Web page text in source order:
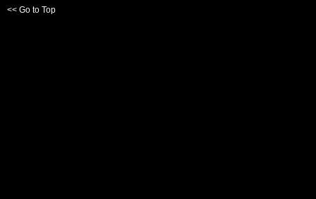
<< Go to Top